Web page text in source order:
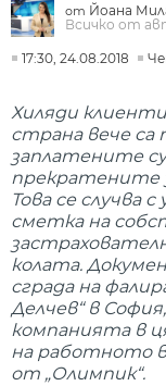
от Йоана
Всичко от
17:30, 24.08.2018
Хиляди
страна вече са
заплатените
прекратените
Това се случва
сметка на
колата.
сграда на
Делчев“ в
компанията в
на работното
от „Олимпик“.